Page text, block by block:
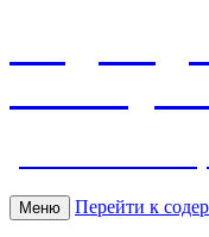
МБДОУ
Меню Перейти к